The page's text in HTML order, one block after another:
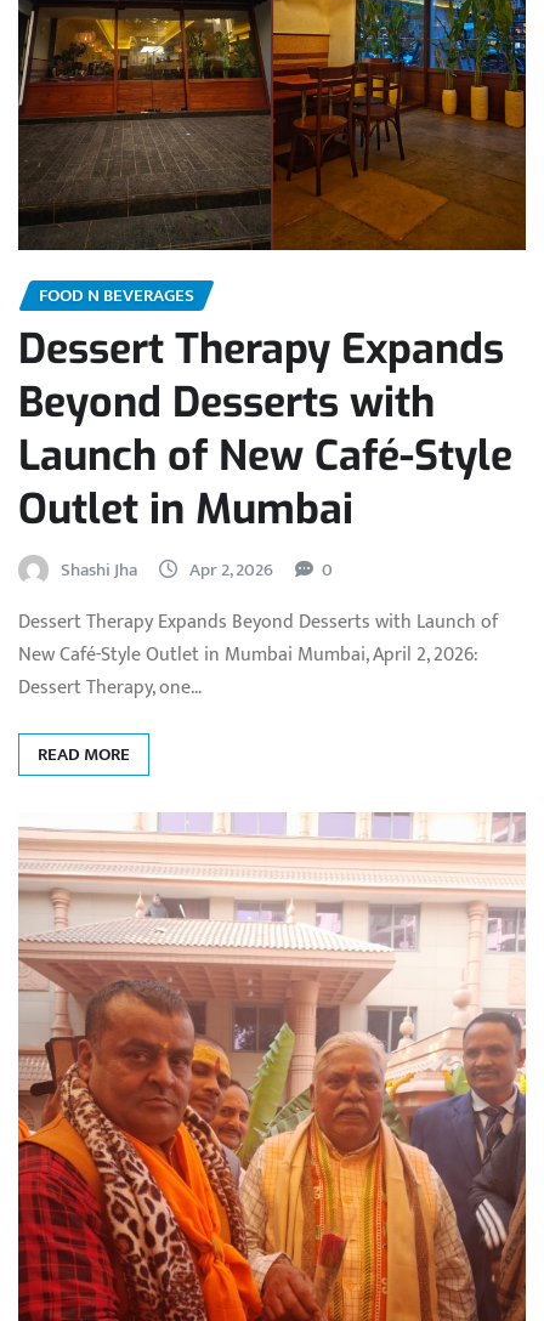
FOOD N BEVERAGES
Dessert Therapy Expands
Beyond Desserts with
Launch of New Café-Style
Outlet in Mumbai
Shashi Jha Apr 2, 2026 0
Dessert Therapy Expands Beyond Desserts with Launch of
New Café-Style Outlet in Mumbai Mumbai, April 2, 2026:
Dessert Therapy, one…
READ MORE